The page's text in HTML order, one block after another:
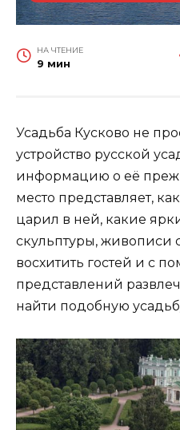
НА ЧТЕНИЕ
9 мин
Усадьба Кусково не
устройство русской
информацию о её
место представляет,
царил в ней, какие
скульптуры, живописи
восхитить гостей и с
представлений
найти подобную